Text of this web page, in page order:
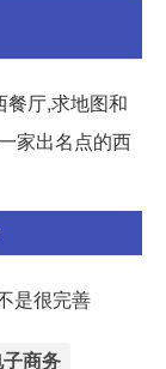
餐厅,求地图和
家出名点的西
是很完善
商务